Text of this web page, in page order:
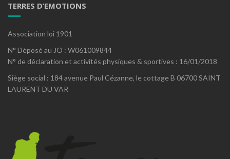
TERRES D’EMOTIONS
Association loi 1901
N° Déposé au JO : W061009844
N° de déclaration et activités physiques & sportives : 16/01/2018
Siège social : 184 avenue Paul Cézanne, le cottage B 06700 SAINT
LAURENT DU VAR